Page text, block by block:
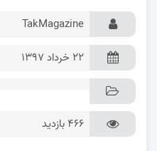
TakMagazine
۲۲ خرداد ۱۳۹۷
466 بازدید